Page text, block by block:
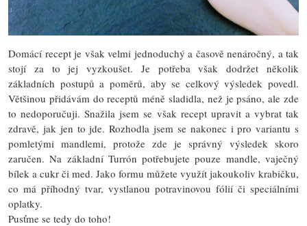
Domácí recept je však velmi jednoduchý a časově nenáročný, a tak
stojí za to jej vyzkoušet. Je potřeba však dodržet několik
základních postupů a poměrů, aby se celkový výsledek povedl.
Většinou přidávám do receptů méně sladidla, než je psáno, ale zde
to nedoporučuji. Snažila jsem se však recept upravit a vybrat tak
zdravě, jak jen to jde. Rozhodla jsem se nakonec i pro variantu s
pomletými mandlemi, protože zde je správný výsledek skoro
zaručen. Na základní Turrón potřebujete pouze mandle, vaječný
bílek a cukr či med. Jako formu můžete využít jakoukoliv krabičku,
co má příhodný tvar, vystlanou potravinovou fólií či speciálními
oplatky.
Pusťme se tedy do toho!